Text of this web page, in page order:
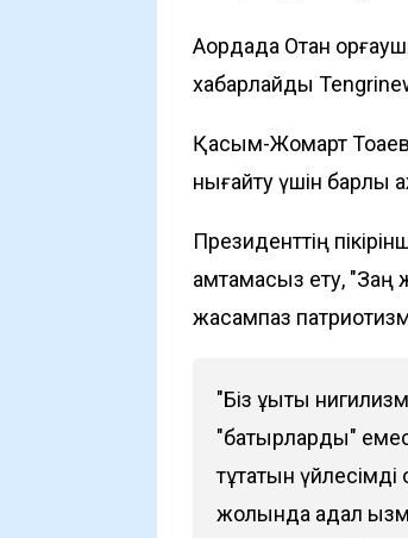
Ақордада Отан
хабарлайды
Қасым-Жомарт Тоқаев
нығайту үшін барлық
Президенттің
қамтамасыз ету, "Заң
жасампаз
"Біз құқықтық
"батырларды"
тұтатын үйлесімді
жолында адал